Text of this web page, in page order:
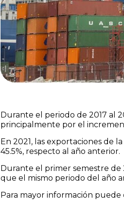
Durante el periodo de 2017 al
principalmente por el
En 2021, las exportaciones de
45.5%, respecto al año anterior.
Durante el primer semestre de
que el mismo periodo del año
Para mayor información